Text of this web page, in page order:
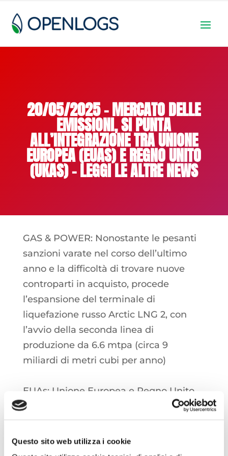
Questo sito web utilizza i cookie
20/05/2025 – MERCATO DELLE
EMISSIONI, SI PUNTA
ALL’INTEGRAZIONE TRA UNIONE
EUROPEA (EUAS) E REGNO UNITO
(UKAS) – LEGGI LE ALTRE NEWS
GAS & POWER: Nonostante le pesanti
sanzioni varate nel corso dell’ultimo
anno e la difficoltà di trovare nuove
controparti in acquisto, procede
l’espansione del terminale di
liquefazione russo Arctic LNG 2, con
l’avvio della seconda linea di
produzione da 6.6 mtpa (circa 9
miliardi di metri cubi per anno)
EUAs: Unione Europea e Regno Unito
hanno raggiunto un accordo di
integrare i mercati EUAs e UKAs,
tuttavia l’assenza di tempistiche